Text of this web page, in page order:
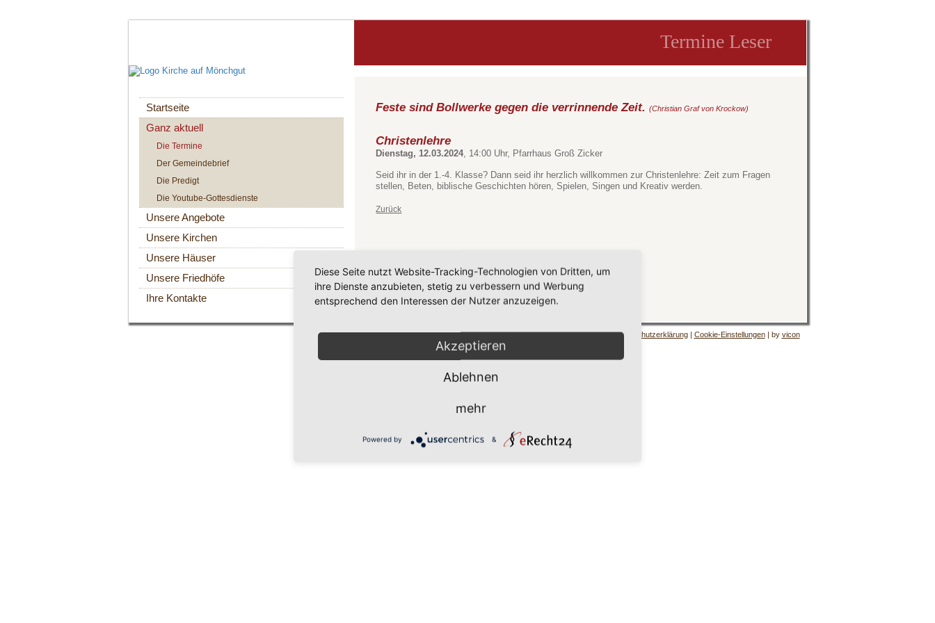
Termine Leser
Feste sind Bollwerke gegen die verrinnende Zeit.(Christian Graf von Krockow)
Christenlehre
Dienstag, 12.03.2024, 14:00 Uhr, Pfarrhaus Groß Zicker
Seid ihr in der 1.-4. Klasse? Dann seid ihr herzlich willkommen zur Christenlehre: Zeit zum Fragen
stellen, Beten, biblische Geschichten hören, Spielen, Singen und Kreativ werden.
Zurück
Navigation
überspringen
Startseite
Ganz aktuell
Die Termine
Der Gemeindebrief
Die Predigt
Die Youtube-Gottesdienste
Unsere Angebote
Unsere Kirchen
Unsere Häuser
Unsere Friedhöfe
Ihre Kontakte
Mönchgut 2026 |Impressum|Datenschutzerklärung| Cookie-Einstellungen| by vicon
Diese Seite nutzt Website-Tracking-Technologien von Dritten, um
ihre Dienste anzubieten, stetig zu verbessern und Werbung
entsprechend den Interessen der Nutzer anzuzeigen.
Akzeptieren
Ablehnen
mehr
Powered by &